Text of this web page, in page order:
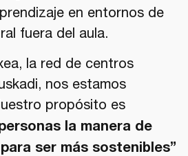
en entornos de
fuera del aula.
la red de centros
nos estamos
propósito es
la manera de
ser más sostenibles”